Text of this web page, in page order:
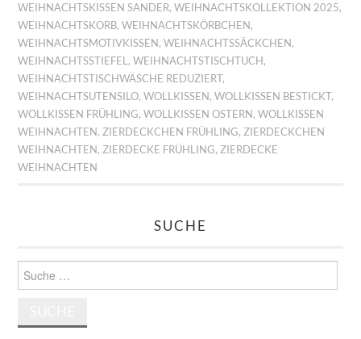
WEIHNACHTSKISSEN SANDER,WEIHNACHTSKOLLEKTION 2025,
WEIHNACHTSKORB,WEIHNACHTSKÖRBCHEN,
WEIHNACHTSMOTIVKISSEN,WEIHNACHTSSÄCKCHEN,
WEIHNACHTSSTIEFEL ,WEIHNACHTSTISCHTUCH,
WEIHNACHTSTISCHWÄSCHE REDUZIERT,
WEIHNACHTSUTENSILO,WOLLKISSEN,WOLLKISSEN BESTICKT,
WOLLKISSEN FRÜHLING,WOLLKISSEN OSTERN,WOLLKISSEN
WEIHNACHTEN, ZIERDECKCHEN FRÜHLING, ZIERDECKCHEN
WEIHNACHTEN, ZIERDECKE FRÜHLING, ZIERDECKE
WEIHNACHTEN
SUCHE
nach: